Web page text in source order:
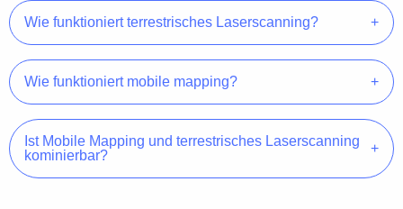
Wie funktioniert terrestrisches Laserscanning?
Wie funktioniert mobile mapping?
Ist Mobile Mapping und terrestrisches Laserscanning
kominierbar?